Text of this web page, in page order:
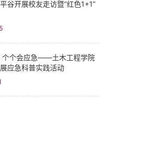
谷开展校友走访暨“红色1+1”
个个会应急——土木工程学院
应急科普实践活动